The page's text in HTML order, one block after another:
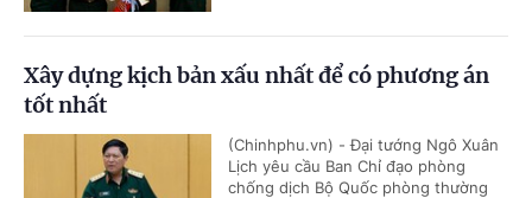
Xây dựng kịch bản xấu nhất để có phương án
tốt nhất
(Chinhphu.vn) - Đại tướng Ngô Xuân
Lịch yêu cầu Ban Chỉ đạo phòng
chống dịch Bộ Quốc phòng thường